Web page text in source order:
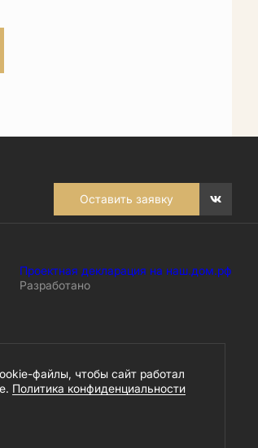
Оставить заявку
Проектная декларация на наш.дом.рф
Разработано
файлы, чтобы сайт работал
Политика конфиденциальности